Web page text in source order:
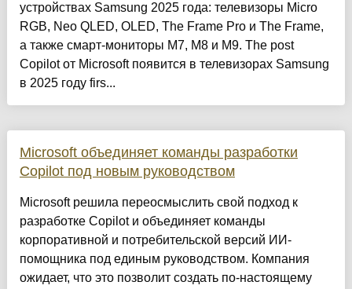
устройствах Samsung 2025 года: телевизоры Micro
RGB, Neo QLED, OLED, The Frame Pro и The Frame,
а также смарт-мониторы M7, M8 и M9. The post
Copilot от Microsoft появится в телевизорах Samsung
в 2025 году firs...
Microsoft объединяет команды разработки
Copilot под новым руководством
Microsoft решила переосмыслить свой подход к
разработке Copilot и объединяет команды
корпоративной и потребительской версий ИИ-
помощника под единым руководством. Компания
ожидает, что это позволит создать по-настоящему